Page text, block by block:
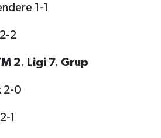
1-1
2
2. Ligi 7. Grup
2-0
1